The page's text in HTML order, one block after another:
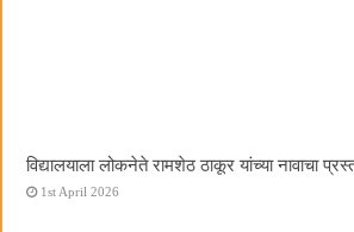
विद्यालयाला लोकनेते रामशेठ ठाकूर यांच्या नावाचा
1st April 2026